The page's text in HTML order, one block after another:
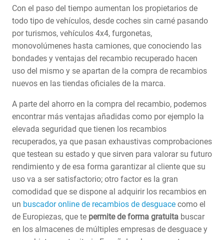
Con el paso del tiempo aumentan los propietarios de
todo tipo de vehículos, desde coches sin carné pasando
por turismos, vehículos 4x4, furgonetas,
monovolúmenes hasta camiones, que conociendo las
bondades y ventajas del recambio recuperado hacen
uso del mismo y se apartan de la compra de recambios
nuevos en las tiendas oficiales de la marca.
A parte del ahorro en la compra del recambio, podemos
encontrar más ventajas añadidas como por ejemplo la
elevada seguridad que tienen los recambios
recuperados, ya que pasan exhaustivas comprobaciones
que testean su estado y que sirven para valorar su futuro
rendimiento y de esa forma garantizar al cliente que su
uso va a ser satisfactorio; otro factor es la gran
comodidad que se dispone al adquirir los recambios en
un buscador online de recambios de desguace como el
de Europiezas, que te permite de forma gratuita buscar
en los almacenes de múltiples empresas de desguace y